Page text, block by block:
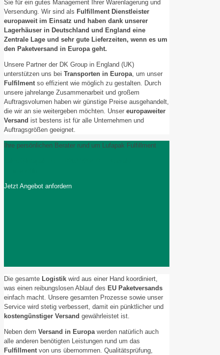
Sie für ein gutes Management Ihrer Warenlagerung und
Versendung. Wir sind als Fulfillment Dienstleister
europaweitim Einsatz und haben dank unserer
Lagerhäuser in Deutschland und England eine
Zentrale Lage und sehr gute Lieferzeiten, wenn es um
den Paketversand in Europageht.
Unsere Partner der DK Group in England (UK)
unterstützen uns bei Transporten in Europa, um unser
Fulfilmentso effizient wie möglich zu gestalten. Durch
unsere jahrelange Zusammenarbeit und großem
Auftragsvolumen haben wir günstige Preise ausgehandelt,
die wir an sie weitergeben möchten. Unser europaweiter
Versand ist bestens ist für alle Unternehmen und
Auftragsgrößen geeignet.
Ihre persönlichen Berater rund um Lufapak Fulfillment
Jetzt Angebot anfordern
Die gesamte Logistik wird aus einer Hand koordiniert,
was einen reibungslosen Ablauf des EU Paketversands
einfach macht. Unsere gesamten Prozesse sowie unser
Service wird stetig verbessert, damit ein pünktlicher und
kostengünstiger Versand gewährleistet ist.
Neben dem Versand in Europawerden natürlich auch
alle anderen benötigten Leistungen rund um das
Fulfillmentvon uns übernommen. Qualitätsprüfung,